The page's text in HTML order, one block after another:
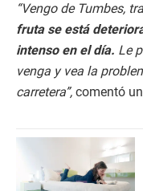
“Vengo de Tumbes,
fruta se está
intenso en el día. Le
venga y vea la
carretera”, comentó